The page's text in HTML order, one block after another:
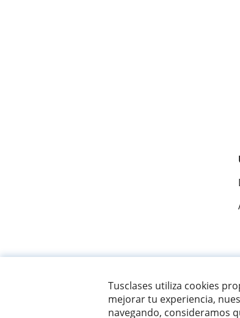
Tusclases utiliza cookies
mejorar tu experiencia,
navegando, consideramos
© 2007 - 2026 Tusclases.com.uy